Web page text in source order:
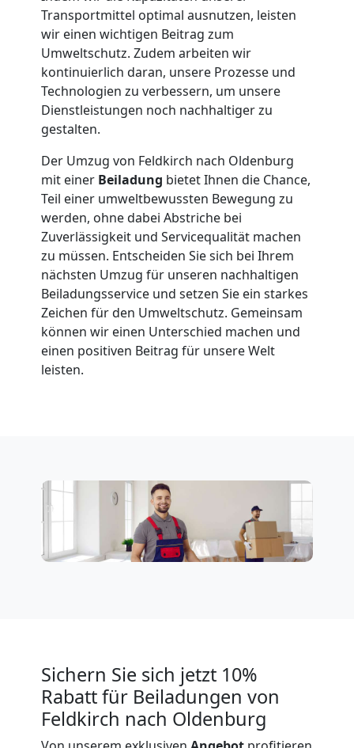
Transportmittel optimal ausnutzen, leisten
wir einen wichtigen Beitrag zum
Umweltschutz. Zudem arbeiten wir
kontinuierlich daran, unsere Prozesse und
Technologien zu verbessern, um unsere
Dienstleistungen noch nachhaltiger zu
gestalten.
Der Umzug von Feldkirch nach Oldenburg
mit einer Beiladung bietet Ihnen die Chance,
Teil einer umweltbewussten Bewegung zu
werden, ohne dabei Abstriche bei
Zuverlässigkeit und Servicequalität machen
zu müssen. Entscheiden Sie sich bei Ihrem
nächsten Umzug für unseren nachhaltigen
Beiladungsservice und setzen Sie ein starkes
Zeichen für den Umweltschutz. Gemeinsam
können wir einen Unterschied machen und
einen positiven Beitrag für unsere Welt
leisten.
Sichern Sie sich jetzt 10%
Rabatt für Beiladungen von
Feldkirch nach Oldenburg
Senioren
Feldkirch
Fernumzug
Feldkirch
Firmenumzug
Feldkirch
Büroumzug
Feldkirch
Tragehilfe
Umzug
Feldkirch